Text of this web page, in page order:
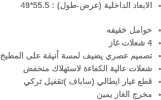
الابعاد الداخلية (عرض-طول) : 55.5*49
حوامل خفيفه
4 شعلات غاز
تصميم عصري يضيف لمسة أنيقة على المطبخ
شعلات عالية الكفاءة لاستهلاك منخفض
قطع غيار ايطالي (ساباف )تقفيل تركي
مخرج الغاز يمين